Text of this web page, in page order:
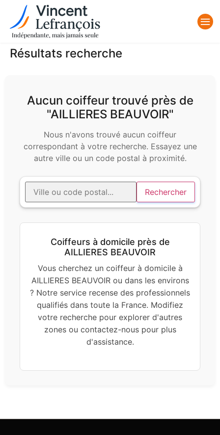
Résultats recherche
Aucun coiffeur trouvé près de
"AILLIERES BEAUVOIR"
Nous n'avons trouvé aucun coiffeur
correspondant à votre recherche. Essayez une
autre ville ou un code postal à proximité.
Rechercher
Coiffeurs à domicile près de
AILLIERES BEAUVOIR
Vous cherchez un coiffeur à domicile à
AILLIERES BEAUVOIR ou dans les environs
? Notre service recense des professionnels
qualifiés dans toute la France. Modifiez
votre recherche pour explorer d'autres
zones ou contactez-nous pour plus
d'assistance.